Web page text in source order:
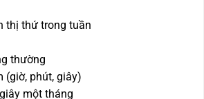
thị thứ trong tuần
thường
(giờ, phút, giây)
một tháng